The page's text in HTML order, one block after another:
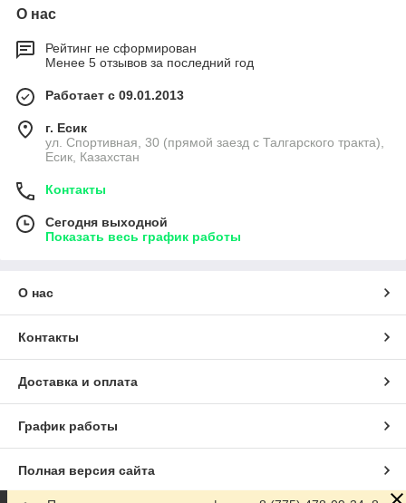
О нас
Рейтинг не сформирован
Менее 5 отзывов за последний год
Работает с 09.01.2013
г. Есик
ул. Спортивная, 30 (прямой заезд с Талгарского тракта),
Есик, Казахстан
Контакты
Сегодня выходной
Показать весь график работы
О нас
Контакты
Доставка и оплата
График работы
Полная версия сайта